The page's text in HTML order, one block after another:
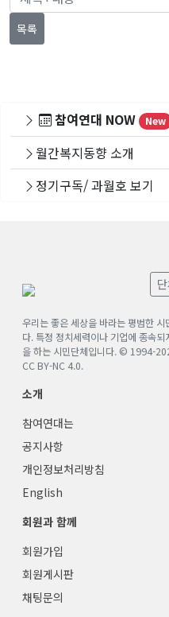
목록
참여연대 NOW New
월간복지동향 소개
정기구독/ 과월호 보기
우리는 좋은 세상을 바라는 평범한
다. 특정 정치세력이나 기업에 종속
을 하는 시민단체입니다. © 1994-
CC BY-NC 4.0.
소개
참여연대는
공지사항
개인정보처리방침
English
회원과 함께
회원가입
회원게시판
채팅문의